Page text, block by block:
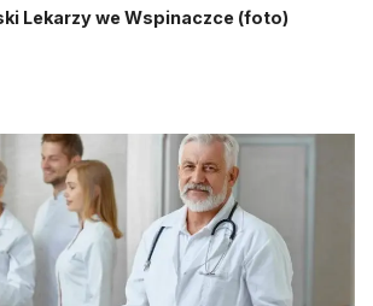
Lekarzy we Wspinaczce (foto)